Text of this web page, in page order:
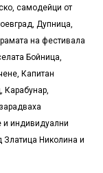
самодейци от
Дупница,
на фестивала
Бойница,
Капитан
Карабунар,
и индивидуални
Златица Николина и